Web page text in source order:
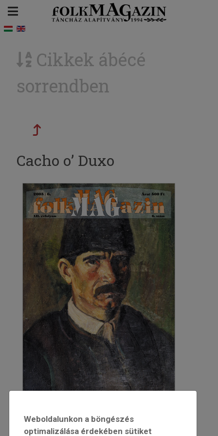
Cikkek ábécé
sorrendben
Cacho o’ Duxo
2005
2005/6
Weboldalunkon a böngészés
optimalizálása érdekében sütiket